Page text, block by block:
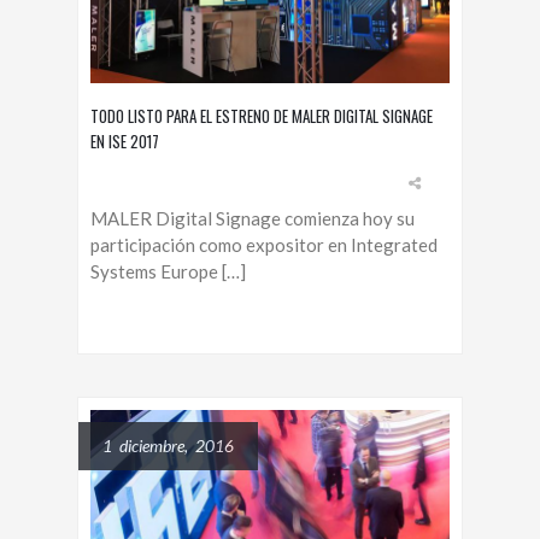
TODO LISTO PARA EL ESTRENO DE MALER DIGITAL SIGNAGE
EN ISE 2017
MALER Digital Signage comienza hoy su
participación como expositor en Integrated
Systems Europe […]
1 diciembre, 2016